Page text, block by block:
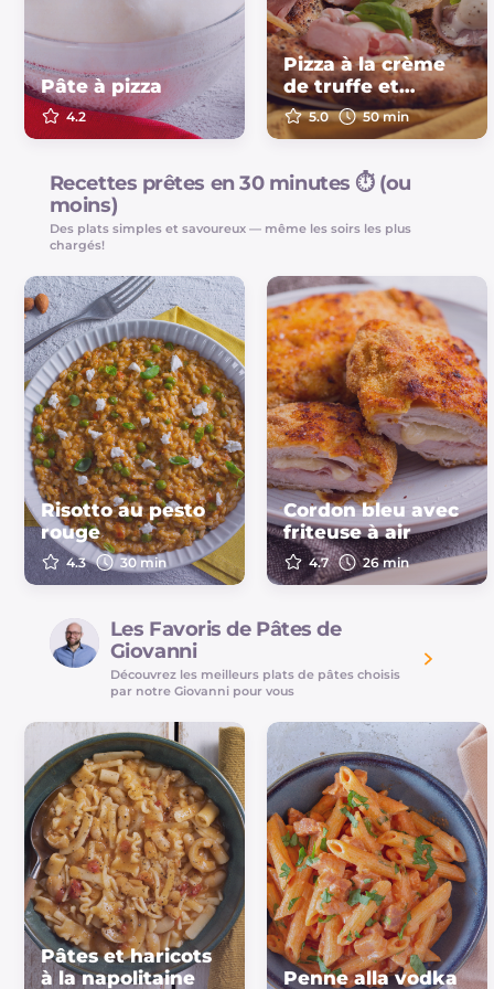
Pâte à pizza
4.2
Pizza à la crème
de truffe et
jambon
5.0 50 min
Recettes prêtes en 30 minutes ⏱️ (ou
moins)
Des plats simples et savoureux — même les soirs les plus
chargés!
Risotto au pesto
rouge
4.3 30 min
Cordon bleu avec
friteuse à air
4.7 26 min
Les Favoris de Pâtes de
Giovanni
Découvrez les meilleurs plats de pâtes choisis
par notre Giovanni pour vous
Pâtes et haricots
à la napolitaine
Penne alla vodka